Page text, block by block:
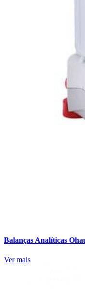
Balanças Analíticas
Ver mais